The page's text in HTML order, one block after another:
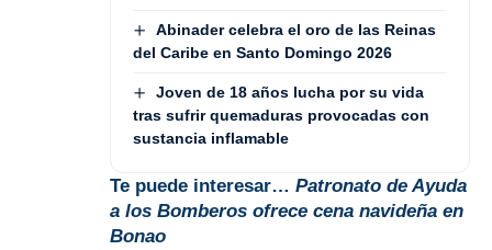
Abinader celebra el oro de las Reinas
del Caribe en Santo Domingo 2026
Joven de 18 años lucha por su vida
tras sufrir quemaduras provocadas con
sustancia inflamable
Te puede interesar… Patronato de Ayuda
a los Bomberos ofrece cena navideña en
Bonao